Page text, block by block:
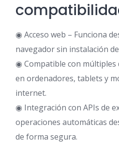
◉ Acceso web – Funciona
navegador sin instalación
◉ Compatible con múltiples
en ordenadores, tablets y
internet.
◉ Integración con APIs de
operaciones automáticas
de forma segura.